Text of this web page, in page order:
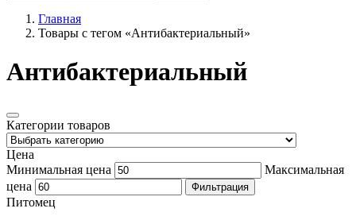
Главная
Товары с тегом «Антибактериальный»
Антибактериальный
Категории товаров
Цена
Минимальная цена
Максимальная
цена
Фильтрация
Питомец